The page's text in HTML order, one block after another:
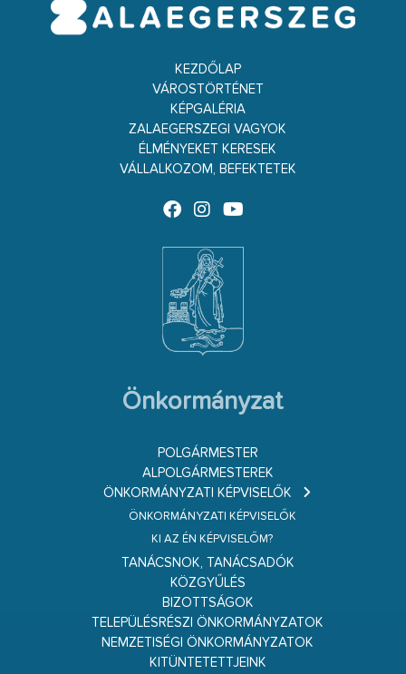
KEZDŐLAP
VÁROSTÖRTÉNET
KÉPGALÉRIA
ZALAEGERSZEGI VAGYOK
ÉLMÉNYEKET KERESEK
VÁLLALKOZOM, BEFEKTETEK
Önkormányzat
POLGÁRMESTER
ALPOLGÁRMESTEREK
ÖNKORMÁNYZATI KÉPVISELŐK
ÖNKORMÁNYZATI KÉPVISELŐK
KI AZ ÉN KÉPVISELŐM?
TANÁCSNOK, TANÁCSADÓK
KÖZGYŰLÉS
BIZOTTSÁGOK
TELEPÜLÉSRÉSZI ÖNKORMÁNYZATOK
NEMZETISÉGI ÖNKORMÁNYZATOK
KITÜNTETETTJEINK